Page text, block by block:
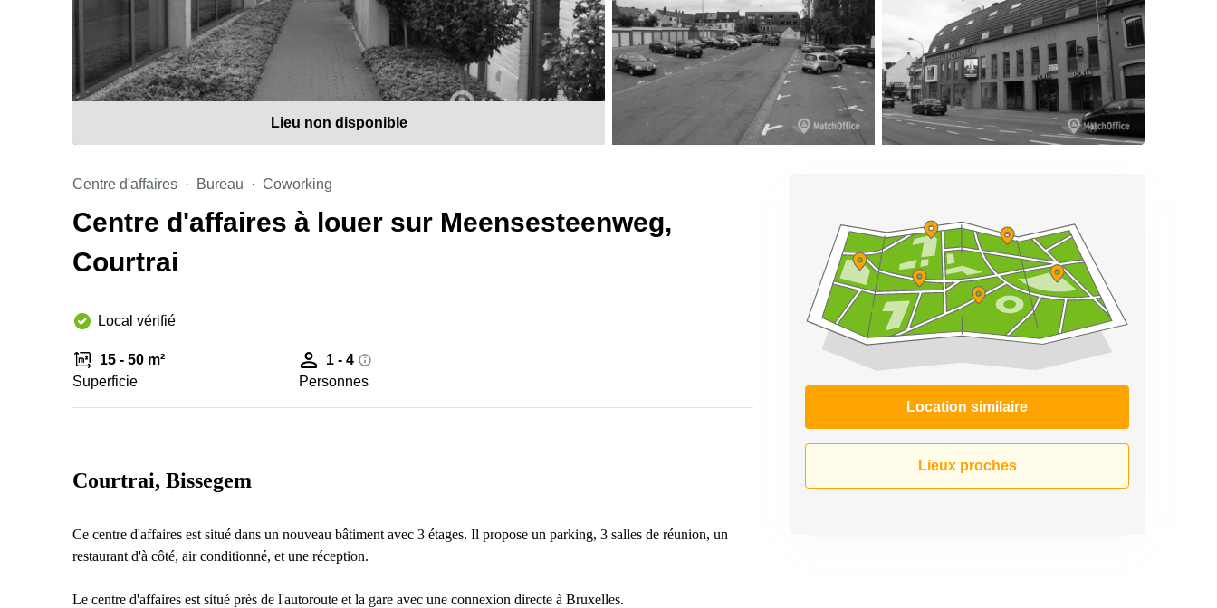
Lieu non disponible
Centre d'affaires Bureau Coworking
Centre d'affaires à louer sur Meensesteenweg,
Courtrai
Local vérifié
15 - 50 m²
Superficie
1 - 4
Personnes
Location similaire
Lieux proches
Courtrai, Bissegem
Ce centre d'affaires est situé dans un nouveau bâtiment avec 3 étages. Il propose un parking, 3 salles de réunion, un
restaurant d'à côté, air conditionné, et une réception.
Le centre d'affaires est situé près de l'autoroute et la gare avec une connexion directe à Bruxelles.